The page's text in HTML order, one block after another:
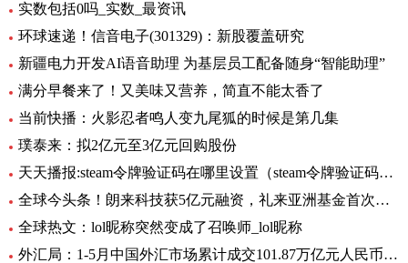
实数包括0吗_实数_最资讯
环球速递！信音电子(301329)：新股覆盖研究
新疆电力开发AI语音助理 为基层员工配备随身“智能助理”
满分早餐来了！又美味又营养，简直不能太香了
当前快播：火影忍者鸣人变九尾狐的时候是第几集
璞泰来：拟2亿元至3亿元回购股份
天天播报:steam令牌验证码在哪里设置（steam令牌验证码在哪）
全球今头条！朗来科技获5亿元融资，礼来亚洲基金首次投资湖北
全球热文：lol昵称突然变成了召唤师_lol昵称
外汇局：1-5月中国外汇市场累计成交101.87万亿元人民币-讯息